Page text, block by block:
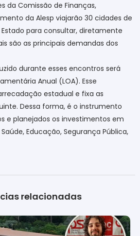
da Comissão de Finanças,
da Alesp viajarão 30 cidades de
para consultar, diretamente
são as principais demandas dos
durante esses encontros será
Anual (LOA). Esse
estadual e fixa as
Dessa forma, é o instrumento
e planejados os investimentos em
Educação, Segurança Pública,
relacionadas